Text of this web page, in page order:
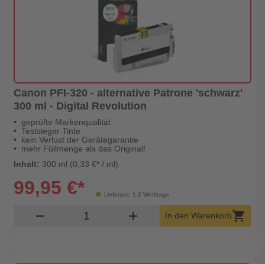
Canon PFI-320 - alternative Patrone 'schwarz'
300 ml - Digital Revolution
geprüfte Markenqualität
Testsieger Tinte
kein Verlust der Gerätegarantie
mehr Füllmenge als das Original!
Inhalt: 300 ml (0,33 €* / ml)
Lieferzeit: 1-2 Werktage
99,95 €*
remove Produkt Warenkorb Menge
add In den Warenkorbshopping_cart